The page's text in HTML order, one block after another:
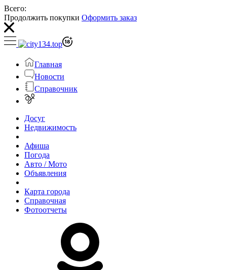
Всего:
Продолжить покупки Оформить заказ
Главная
Новости
Справочник
Досуг
Недвижимость
Афиша
Погода
Авто / Мото
Объявления
Карта города
Справочная
Фотоотчеты